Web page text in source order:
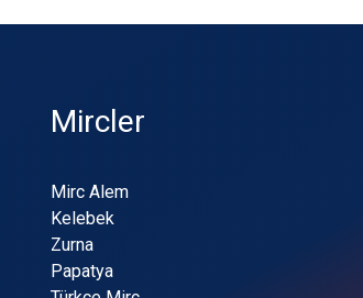
Mircler
Mirc Alem
Kelebek
Zurna
Papatya